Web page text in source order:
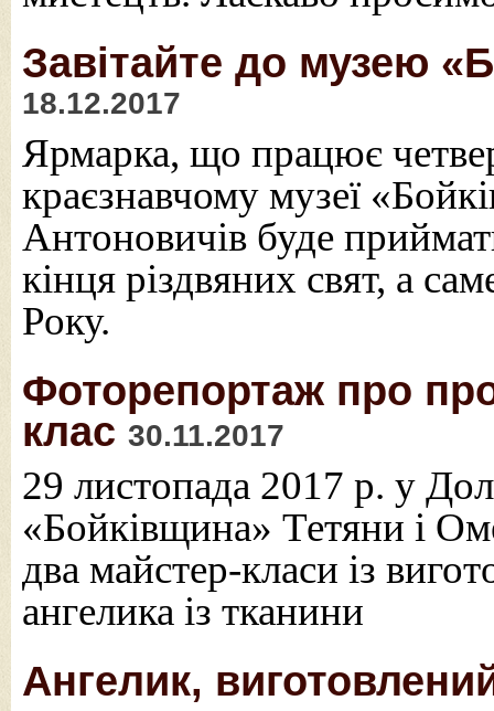
Завітайте до музею
18.12.2017
Ярмарка, що працює
краєзнавчому музеї
Антоновичів буде
кінця різдвяних свят, а
Року.
Фоторепортаж про
клас 30.11.2017
29 листопада 2017 р. у
«Бойківщина» Тетяни і
два майстер-класи із
ангелика із тканини
Ангелик,